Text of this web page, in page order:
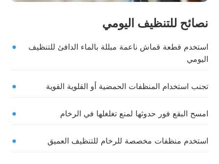
نصائح للتنظيف اليومي
استخدم قطعة قماش ناعمة مبللة بالماء الدافئ للتنظيف
اليومي
تجنب استخدام المنظفات الحمضية أو القلوية القوية
امسح البقع فور حدوثها لمنع تغلغلها في الرخام
استخدم منظفات مخصصة للرخام للتنظيف العميق